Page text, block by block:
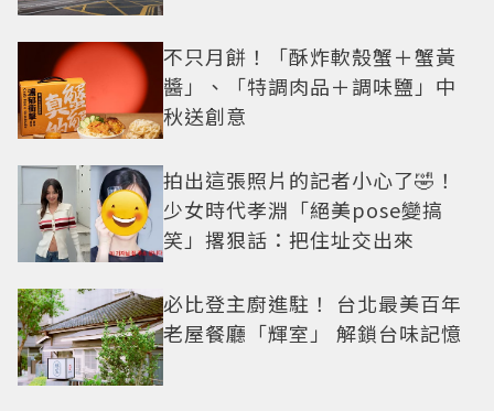
不只月餅！「酥炸軟殼蟹＋蟹黃
醬」、「特調肉品＋調味鹽」中
秋送創意
拍出這張照片的記者小心了🤣！
少女時代孝淵「絕美pose變搞
笑」撂狠話：把住址交出來
必比登主廚進駐！ 台北最美百年
老屋餐廳「輝室」 解鎖台味記憶